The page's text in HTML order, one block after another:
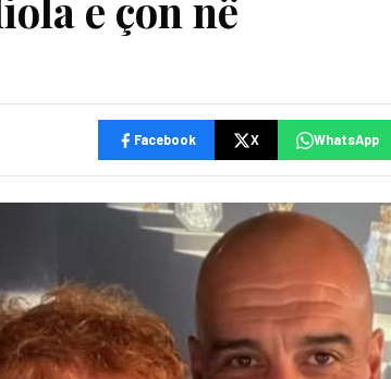
Facebook X WhatsApp